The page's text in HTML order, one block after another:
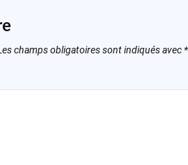
champs obligatoires sont indiqués avec *